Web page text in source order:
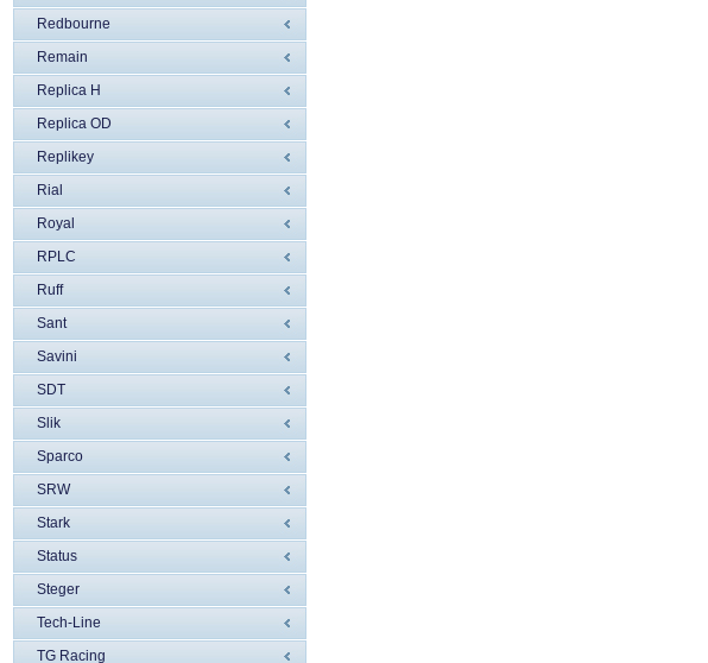
Redbourne
Remain
Replica H
Replica OD
Replikey
Rial
Royal
RPLC
Ruff
Sant
Savini
SDT
Slik
Sparco
SRW
Stark
Status
Steger
Tech-Line
TG Racing